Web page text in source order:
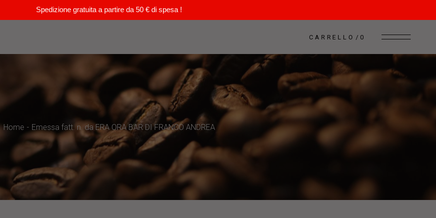
Spedizione gratuita a partire da 50 € di spesa !
CARRELLO 0
Home Emessa fatt. n. da ERA ORA BAR DI FRANCO ANDREA